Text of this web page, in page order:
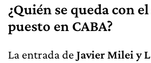
¿Quién se queda con
puesto en CABA?
La entrada de Javier Milei y